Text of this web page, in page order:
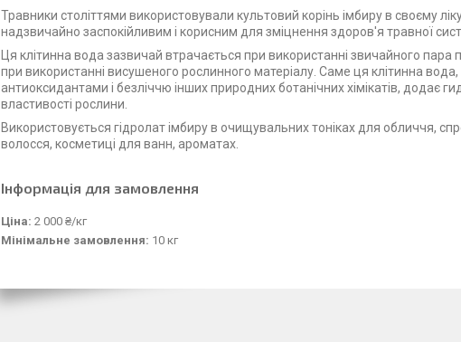
Травники століттями використовували культовий корінь імбиру в своєму
надзвичайно заспокійливим і корисним для зміцнення здоров'я травної
Ця клітинна вода зазвичай втрачається при використанні звичайного
при використанні висушеного рослинного матеріалу. Саме ця клітинна
антиоксидантами і безліччю інших природних ботанічних хімікатів, додає
властивості рослини.
Використовується гідролат імбиру в очищувальних тоніках для обличчя,
волосся, косметиці для ванн, ароматах.
Інформація для замовлення
Ціна: 2 000 ₴/кг
Мінімальне замовлення: 10 кг